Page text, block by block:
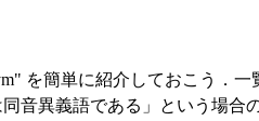
を簡単に紹介しておこう．
音異義語である」という場合